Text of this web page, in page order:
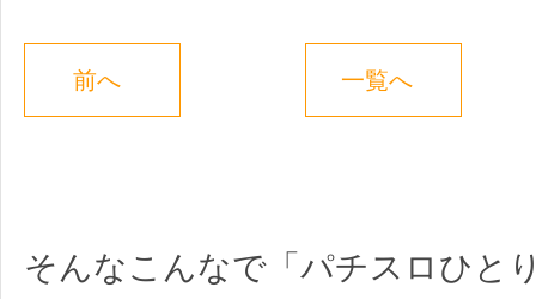
前へ 一覧へ
そんなこんなで「パチスロひと